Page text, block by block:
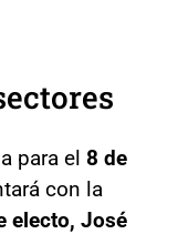
para el 8 de
con la
electo, José